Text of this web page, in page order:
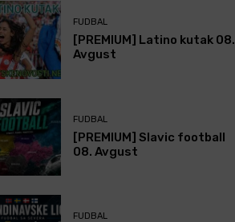
FUDBAL
[PREMIUM] Latino kutak 08.
Avgust
FUDBAL
[PREMIUM] Slavic football
08. Avgust
FUDBAL